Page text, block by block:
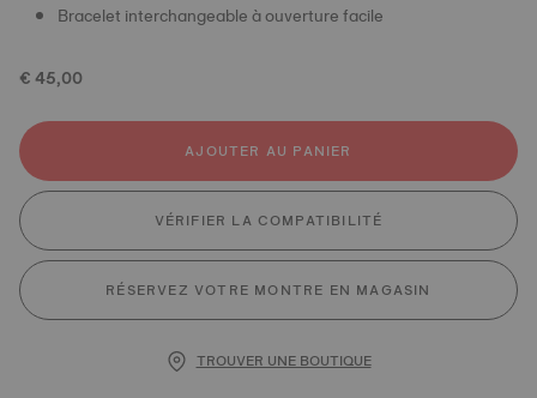
Bracelet interchangeable à ouverture facile
€ 45,00
AJOUTER AU PANIER
VÉRIFIER LA COMPATIBILITÉ
RÉSERVEZ VOTRE MONTRE EN MAGASIN
TROUVER UNE BOUTIQUE